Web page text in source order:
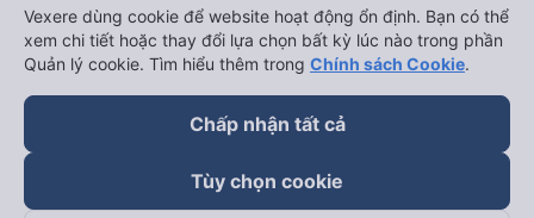
Vexere dùng cookie để website hoạt động ổn định. Bạn có thể
xem chi tiết hoặc thay đổi lựa chọn bất kỳ lúc nào trong phần
Quản lý cookie. Tìm hiểu thêm trong Chính sách Cookie.
Chấp nhận tất cả
Tùy chọn cookie